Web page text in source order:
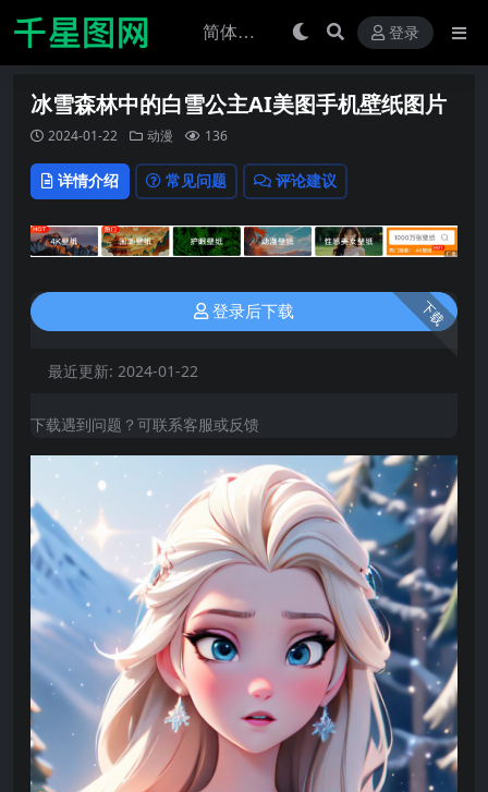
登录
冰雪森林中的白雪公主AI美图手机壁纸图片
2024-01-22 动漫 136
详情介绍 常见问题 评论建议
下载
登录后下载
最近更新: 2024-01-22
下载遇到问题？可联系客服或反馈